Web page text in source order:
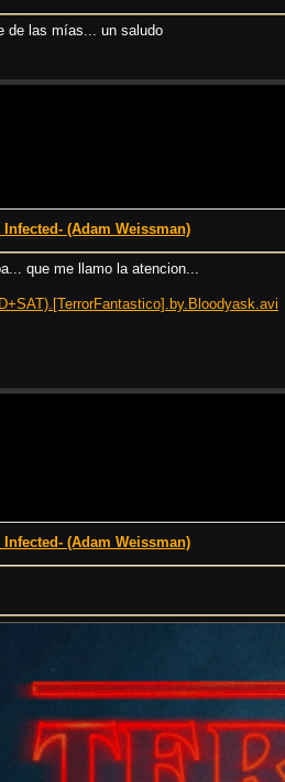
de las mías... un saludo
Infected- (Adam Weissman)
que me llamo la atencion...
Infected- (Adam Weissman)